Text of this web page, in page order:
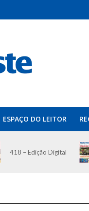
ESPAÇO DO LEITOR
418 – Edição Digital